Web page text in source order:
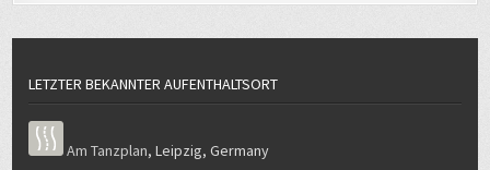
LETZTER BEKANNTER AUFENTHALTSORT
Am Tanzplan,Leipzig,Germany